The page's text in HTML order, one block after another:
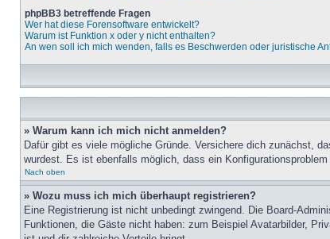
phpBB3 betreffende Fragen
Wer hat diese Forensoftware entwickelt?
Warum ist Funktion x oder y nicht enthalten?
An wen soll ich mich wenden, falls es Beschwerden oder juristische
» Warum kann ich mich nicht anmelden?
Dafür gibt es viele mögliche Gründe. Versichere dich zunächst,
wurdest. Es ist ebenfalls möglich, dass ein
Nach oben
» Wozu muss ich mich überhaupt registrieren?
Eine Registrierung ist nicht unbedingt zwingend. Die Board-
Funktionen, die Gäste nicht haben: zum Beispiel Avatarbilder,